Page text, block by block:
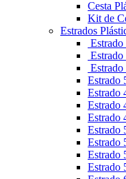
Cesta
Kit de
Estrados
Estrado
Estrado
Estrado
Estrado
Estrado
Estrado
Estrado
Estrado